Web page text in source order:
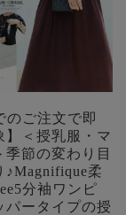
のご注文で即
】＜授乳服・マ
季節の変わり目
♪Magnifique柔
分袖ワンピ
パータイプの授